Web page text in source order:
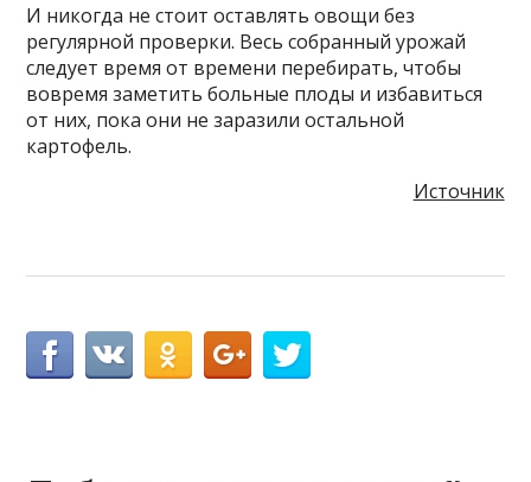
И никогда не стоит оставлять овощи без
регулярной проверки. Весь собранный урожай
следует время от времени перебирать, чтобы
вовремя заметить больные плоды и избавиться
от них, пока они не заразили остальной
картофель.
Источник